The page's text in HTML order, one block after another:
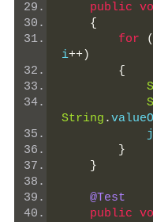
public
{
for
(
i++)
{
String .
}
}
@Test
public